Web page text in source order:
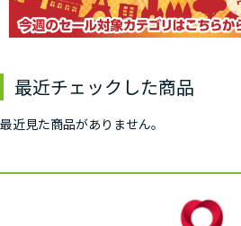
最近チェックした商品
最近見た商品がありません。